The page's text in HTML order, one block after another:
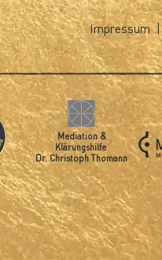
Impressum
Mediation &
Klärungshilfe
Dr. Christoph Thomann